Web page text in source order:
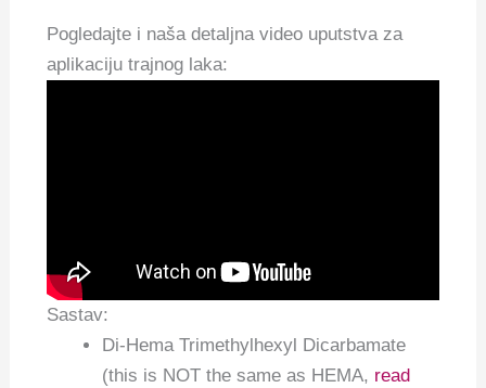
Pogledajte i naša detaljna video uputstva za
aplikaciju trajnog laka:
Sastav:
Di-Hema Trimethylhexyl Dicarbamate
(this is NOT the same as HEMA, read